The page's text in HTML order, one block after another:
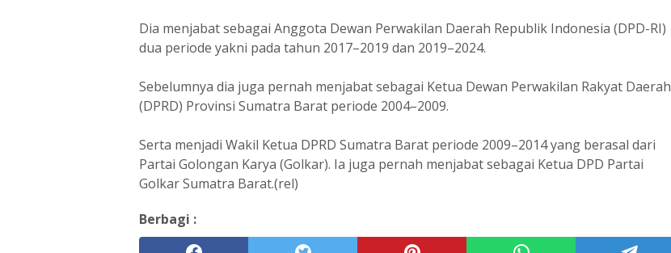
Dia menjabat sebagai Anggota Dewan Perwakilan Daerah Republik Indonesia (DPD-RI)
dua periode yakni pada tahun 2017–2019 dan 2019–2024.
Sebelumnya dia juga pernah menjabat sebagai Ketua Dewan Perwakilan Rakyat Daerah
(DPRD) Provinsi Sumatra Barat periode 2004–2009.
Serta menjadi Wakil Ketua DPRD Sumatra Barat periode 2009–2014 yang berasal dari
Partai Golongan Karya (Golkar). Ia juga pernah menjabat sebagai Ketua DPD Partai
Golkar Sumatra Barat.(rel)
Berbagi :